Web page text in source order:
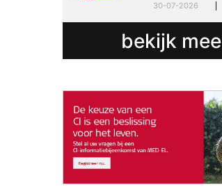
30-07-2026
bekijk